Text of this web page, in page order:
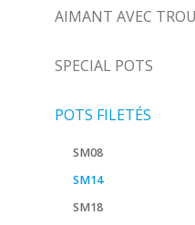
AIMANT AVEC
SPECIAL POTS
POTS FILETÉS
SM08
SM14
SM18